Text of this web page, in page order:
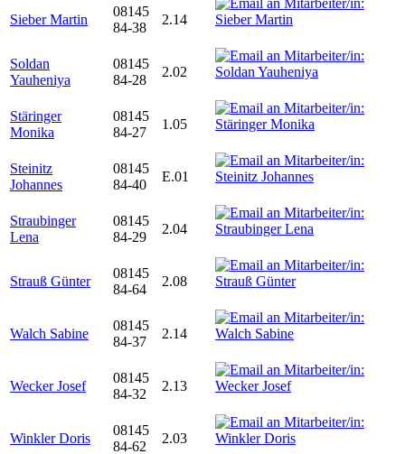
Sieber Martin
08145
84-38
2.14
Soldan
Yauheniya
08145
84-28
2.02
Stäringer
Monika
08145
84-27
1.05
Steinitz
Johannes
08145
84-40
E.01
Straubinger
Lena
08145
84-29
2.04
Strauß Günter
08145
84-64
2.08
Walch Sabine
08145
84-37
2.14
Wecker Josef
08145
84-32
2.13
Winkler Doris
08145
84-62
2.03